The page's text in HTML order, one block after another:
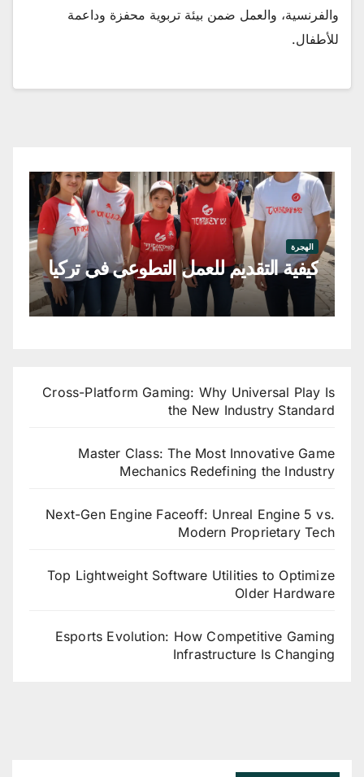
والفرنسية، والعمل ضمن بيئة تربوية محفزة وداعمة
للأطفال.
الهجرة
كيفية التقديم للعمل التطوعي في تركيا
Cross-Platform Gaming: Why Universal Play Is
the New Industry Standard
Master Class: The Most Innovative Game
Mechanics Redefining the Industry
Next-Gen Engine Faceoff: Unreal Engine 5 vs.
Modern Proprietary Tech
Top Lightweight Software Utilities to Optimize
Older Hardware
Esports Evolution: How Competitive Gaming
Infrastructure Is Changing